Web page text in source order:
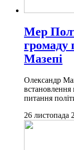
Мер
громаду
Мазепі
Олександр
встановлення
питання
26 листопада